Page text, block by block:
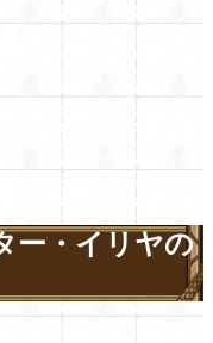
ー・イリヤの